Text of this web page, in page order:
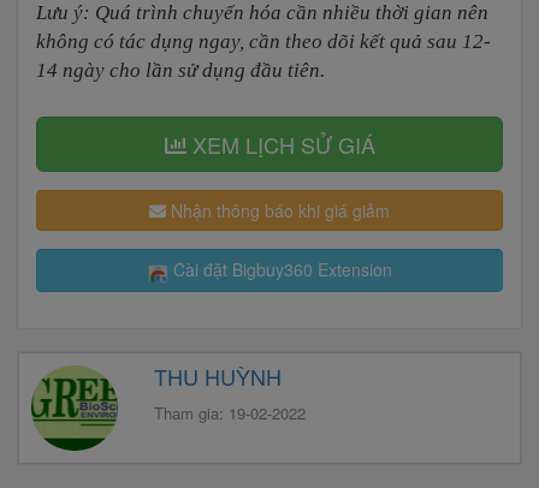
Lưu ý: Quá trình chuyển hóa cần nhiều thời gian nên
không có tác dụng ngay, cần theo dõi kết quả sau 12-
14 ngày cho lần sử dụng đầu tiên.
XEM LỊCH SỬ GIÁ
Nhận thông báo khi giá giảm
Cài đặt Bigbuy360 Extension
THU HUỲNH
Tham gia: 19-02-2022